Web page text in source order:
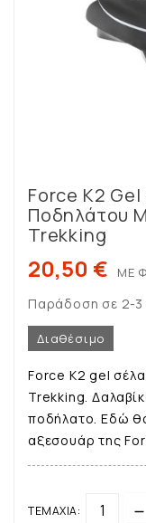
Force K2 Gel
Ποδηλάτου
Trekking
20,50 € ΜΕ
Παράδοση σε 2-3
Διαθέσιμο
Force K2 gel
Trekking.
ποδήλατο. Εδώ
αξεσουάρ της
ΤΕΜΆΧΙΑ: